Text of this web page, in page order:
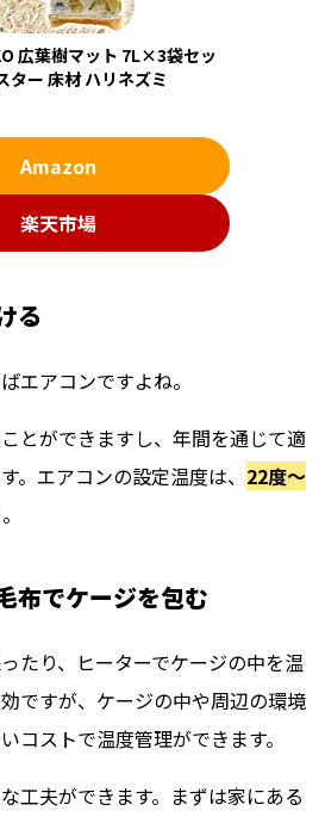
広葉樹マット 7L×3袋セッ
ター 床材 ハリネズミ
Amazon
楽天市場
る
エアコンですよね。
とができますし、年間を通じて適
。エアコンの設定温度は、 22度〜
布でケージを包む
たり、ヒーターでケージの中を温
ですが、ケージの中や周辺の環境
コストで温度管理ができます。
工夫ができます。まずは家にある